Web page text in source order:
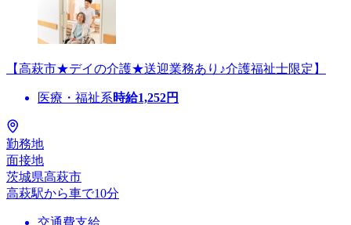
【高萩市★デイの介護★送迎業務あり♪介護福祉士限定】
医療・福祉系時給1,252円
勤務地
面接地
茨城県高萩市
高萩駅から車で10分
交通費支給